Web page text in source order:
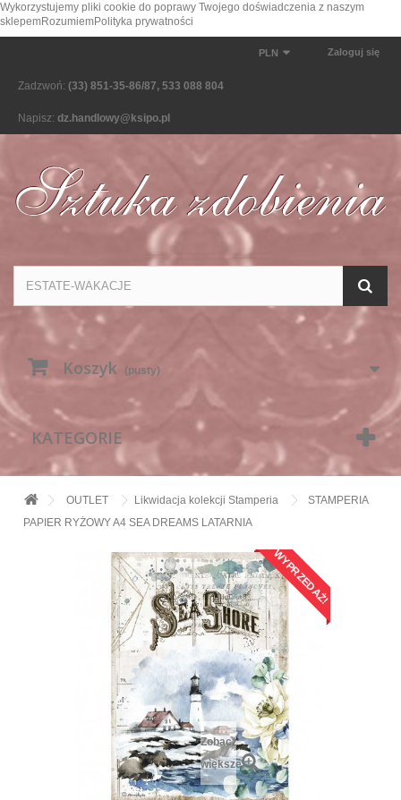
Wykorzystujemy pliki cookie do poprawy Twojego doświadczenia z naszym
sklepemRozumiemPolityka prywatności
Zaloguj się
PLN
Zadzwoń: (33) 851-35-86/87, 533 088 804
Napisz: dz.handlowy@ksipo.pl
Koszyk (pusty)
KATEGORIE
OUTLET Likwidacja kolekcji Stamperia
STAMPERIA
PAPIER RYŻOWY A4 SEA DREAMS LATARNIA
WYPRZEDAŻ!
Zobacz
większe